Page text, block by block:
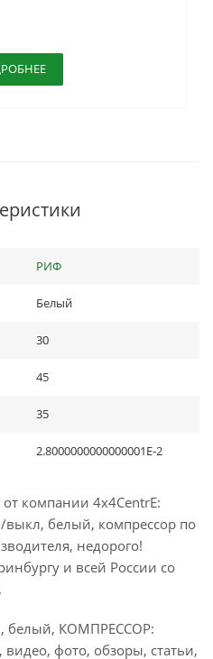
РИФ
Белый
30
45
35
2.8000000000000001E-2
компании 4x4CentrE:
выкл, белый, компрессор по
недорого!
и всей России со
белый, КОМПРЕССОР:
видео, фото, обзоры, статьи,